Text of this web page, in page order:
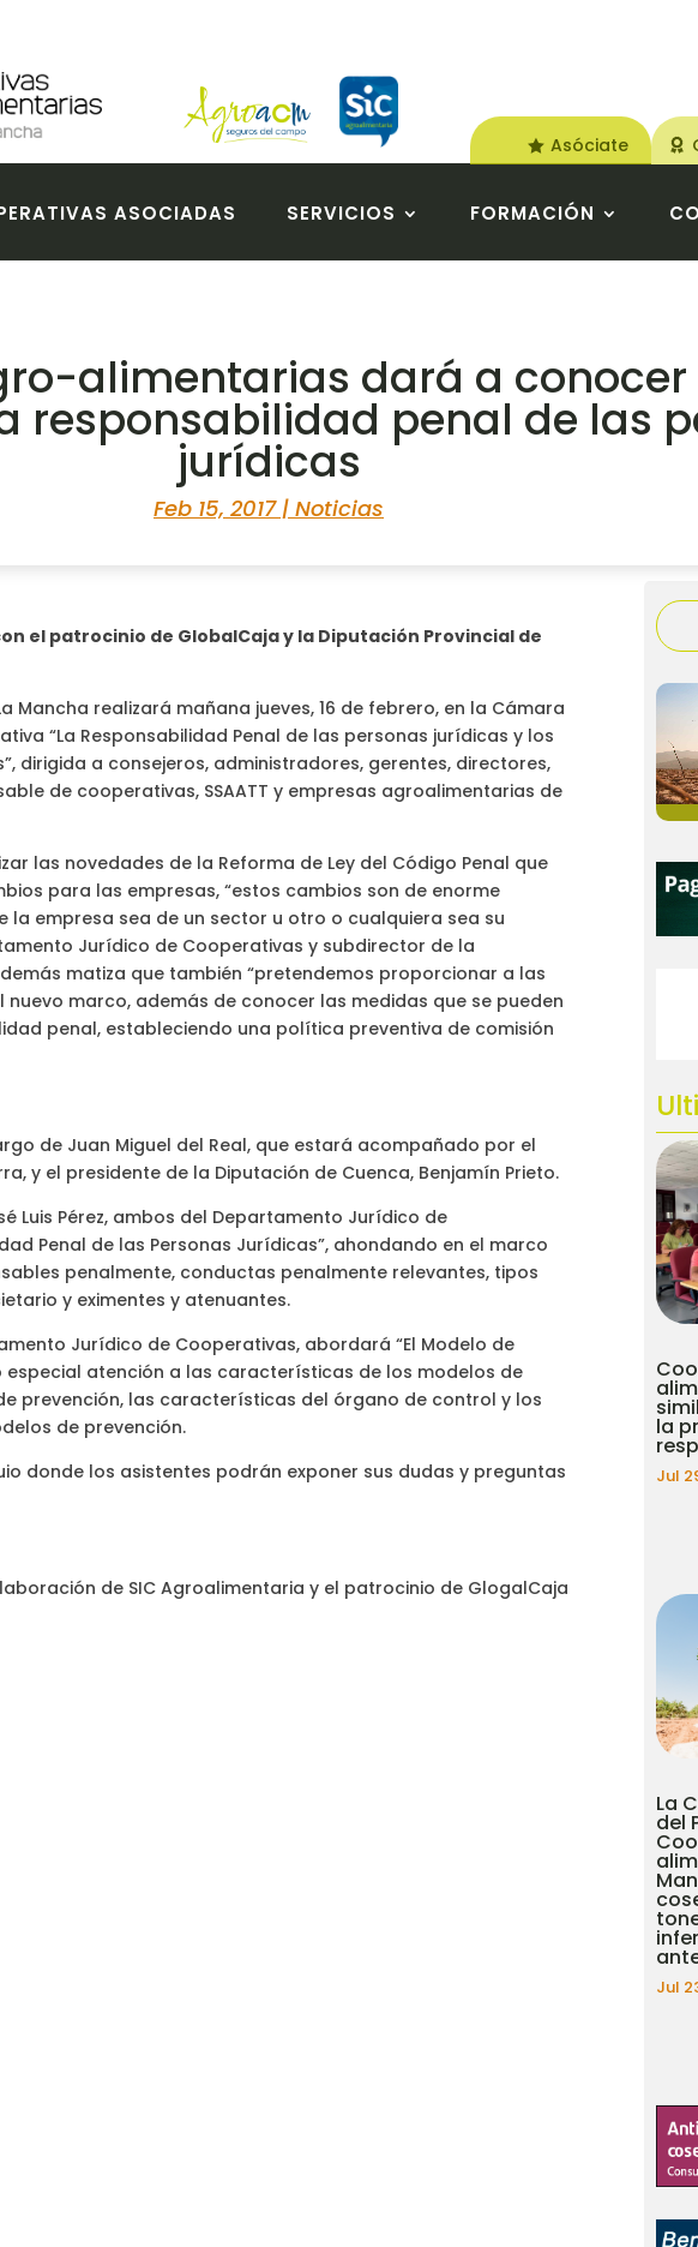
Asóciate
ASOCIADAS SERVICIOS FORMACIÓN
alimentarias dará a conocer
responsabilidad penal de las
jurídicas
Feb 15, 2017| Noticias
el patrocinio de GlobalCaja y la Diputación Provincial de
realizará mañana jueves, 16 de febrero, en la Cámara
“La Responsabilidad Penal de las personas jurídicas y los
dirigida a consejeros, administradores, gerentes, directores,
de cooperativas, SSAATT y empresas agroalimentarias de
las novedades de la Reforma de Ley del Código Penal que
para las empresas, “estos cambios son de enorme
la empresa sea de un sector u otro o cualquiera sea su
Jurídico de Cooperativas y subdirector de la
matiza que también “pretendemos proporcionar a las
marco, además de conocer las medidas que se pueden
penal, estableciendo una política preventiva de comisión
de Juan Miguel del Real, que estará acompañado por el
y el presidente de la Diputación de Cuenca, Benjamín Prieto.
Luis Pérez, ambos del Departamento Jurídico de
Penal de las Personas Jurídicas”, ahondando en el marco
penalmente, conductas penalmente relevantes, tipos
y eximentes y atenuantes.
Jurídico de Cooperativas, abordará “El Modelo de
especial atención a las características de los modelos de
prevención, las características del órgano de control y los
de prevención.
donde los asistentes podrán exponer sus dudas y preguntas
de SIC Agroalimentaria y el patrocinio de GlogalCaja
la
Jul
La
del
Jul